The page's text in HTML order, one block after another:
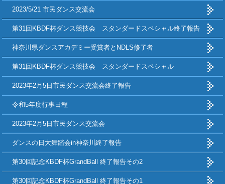
2023/5/21 市民ダンス交流会
第31回KBDF杯ダンス競技会 スタンダードスペシャル終了報告
神奈川県ダンスアカデミー受賞者とNDLS修了者
第31回KBDF杯ダンス競技会 スタンダードスペシャル
2023年2月5日市民ダンス交流会終了報告
令和5年度行事日程
2023年2月5日市民ダンス交流会
ダンスの日大舞踏会in神奈川終了報告
第30回記念KBDF杯GrandBall 終了報告その2
第30回記念KBDF杯GrandBall 終了報告その1